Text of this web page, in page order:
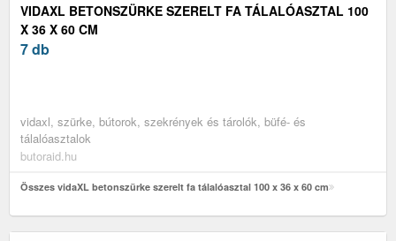
VIDAXL BETONSZÜRKE SZERELT FA TÁLALÓASZTAL 100
X 36 X 60 CM
7 db
vidaxl, szürke, bútorok, szekrények és tárolók, büfé- és
tálalóasztalok
butoraid.hu
Összes vidaXL betonszürke szerelt fa tálalóasztal 100 x 36 x 60 cm